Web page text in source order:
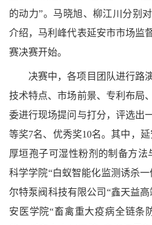
的动力”。马晓旭、柳江川分别
介绍，马利峰代表延安市市场监
赛决赛开始。
决赛中，各项目团队进行路
技术特点、市场前景、专利布局
委进行现场提问与打分，评选出
等奖7名、优秀奖10名。其中，
厚垣孢子可湿性粉剂的制备方法
科学学院“白蚁智能化监测诱杀
尔特泵阀科技有限公司“鑫天益
安医学院“畜禽重大疫病全链条